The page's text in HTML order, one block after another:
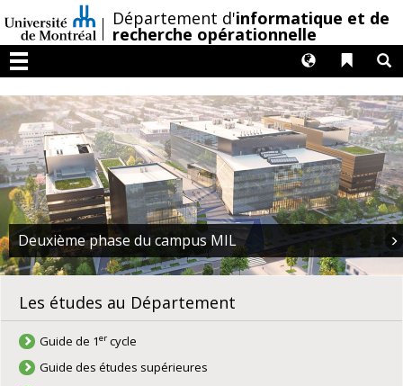
au
contenu
/Département d'informatique et de
recherche opérationnelle
Menu
Liens
Langues
phase du campus MIL
Les études au Département
Guide de 1er cycle
Guide des études supérieures